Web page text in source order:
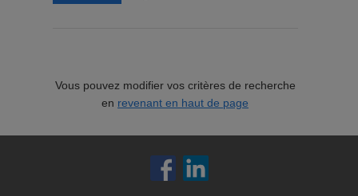
Vous pouvez modifier vos critères de recherche
en revenant en haut de page